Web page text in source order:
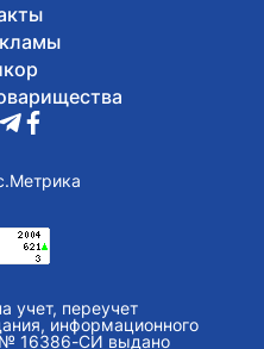
учет, переучет
информационного
№ 16386-СИ выдано